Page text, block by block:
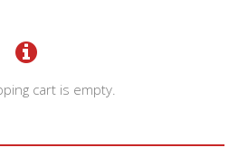
cart is empty.